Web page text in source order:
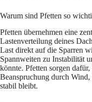
Warum sind Pfetten so
Pfetten übernehmen eine
Lastenverteilung deines
Last direkt auf die Sparren
Spannweiten zu Instabilität
könnte. Pfetten sorgen
Beanspruchung durch Wind,
stabil bleibt.